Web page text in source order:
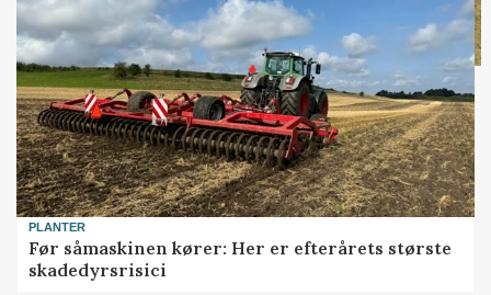
PLANTER
Før såmaskinen kører: Her er efterårets største
skadedyrsrisici